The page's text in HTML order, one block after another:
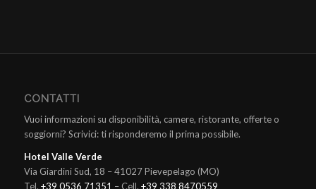
CONTATTI
Vuoi informazioni su disponibilità, camere, ristorante, offerte o
soggiorni? Scrivici: ti risponderemo il prima possibile.
Hotel Valle Verde
Via Giardini Sud, 18 – 41027 Pievepelago (MO)
Tel. +39 0536 71351 – Cell. +39 338 8470559